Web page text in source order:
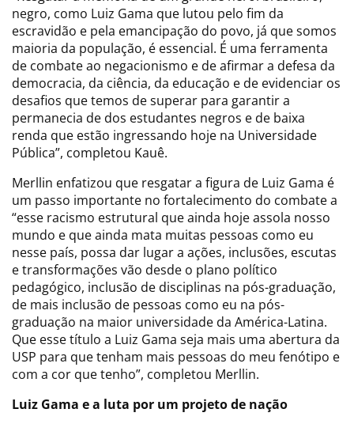
negro, como Luiz Gama que lutou pelo fim da
escravidão e pela emancipação do povo, já que somos
maioria da população, é essencial. É uma ferramenta
de combate ao negacionismo e de afirmar a defesa da
democracia, da ciência, da educação e de evidenciar os
desafios que temos de superar para garantir a
permanecia de dos estudantes negros e de baixa
renda que estão ingressando hoje na Universidade
Pública”, completou Kauê.
Merllin enfatizou que resgatar a figura de Luiz Gama é
um passo importante no fortalecimento do combate a
“esse racismo estrutural que ainda hoje assola nosso
mundo e que ainda mata muitas pessoas como eu
nesse país, possa dar lugar a ações, inclusões, escutas
e transformações vão desde o plano político
pedagógico, inclusão de disciplinas na pós-graduação,
de mais inclusão de pessoas como eu na pós-
graduação na maior universidade da América-Latina.
Que esse título a Luiz Gama seja mais uma abertura da
USP para que tenham mais pessoas do meu fenótipo e
com a cor que tenho”, completou Merllin.
Luiz Gama e a luta por um projeto de nação